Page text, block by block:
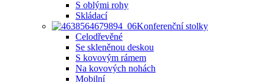
S oblými rohy
Skládací
Konferenční stolky
Celodřevěné
Se skleněnou deskou
S kovovým rámem
Na kovových nohách
Mobilní